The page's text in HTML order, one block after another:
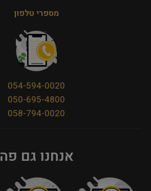
מספרי טלפון
054-594-0020
050-695-4800
058-794-0020
אנחנו גם פה